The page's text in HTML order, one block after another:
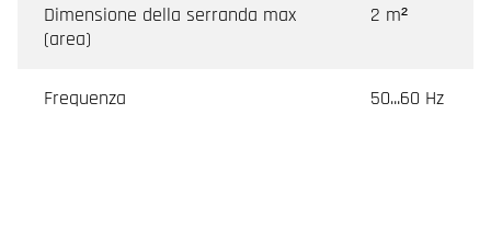
Dimensione della serranda max
(area)
2 m²
Frequenza 50...60 Hz